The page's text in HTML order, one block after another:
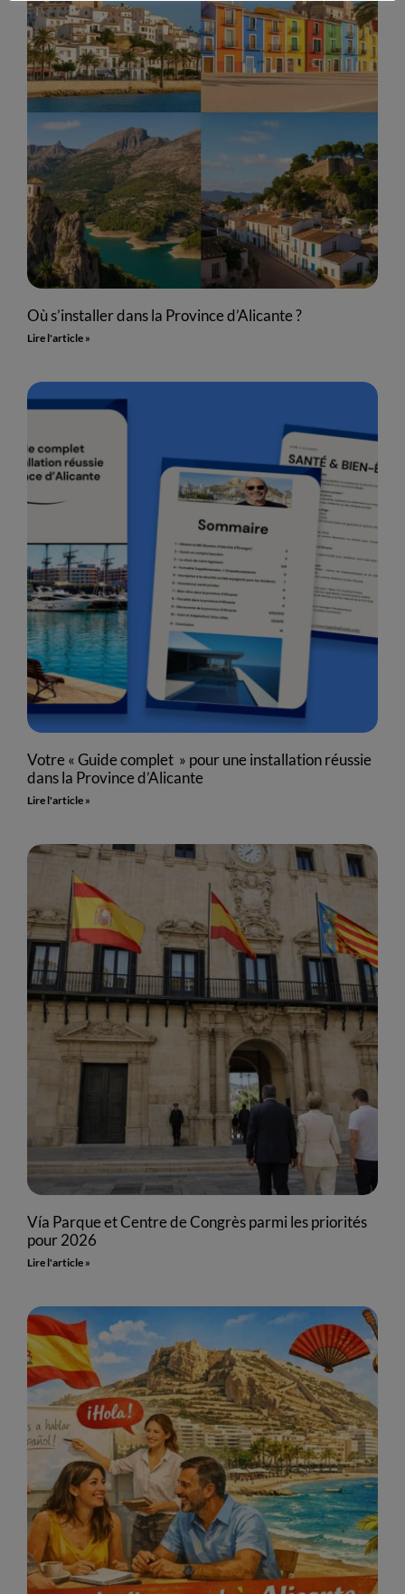
Où s’installer dans la Province d’Alicante ?
Lire l'article »
Votre « Guide complet » pour une installation réussie
dans la Province d’Alicante
Lire l'article »
Vía Parque et Centre de Congrès parmi les priorités
pour 2026
Lire l'article »